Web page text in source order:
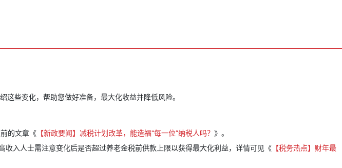
些变化，帮助您做好准备，最大化收益并降低风险。
的文章《 【新政要闻】减税计划改革，能造福“每一位”纳税人吗？ 》。
入人士需注意变化后是否超过养老金税前供款上限以获得最大化利益，详情可见《 【税务热点】财年最